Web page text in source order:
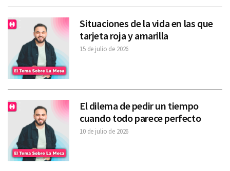
Situaciones de la vida en las que
tarjeta roja y amarilla
15 de julio de 2026
El dilema de pedir un tiempo
cuando todo parece perfecto
10 de julio de 2026